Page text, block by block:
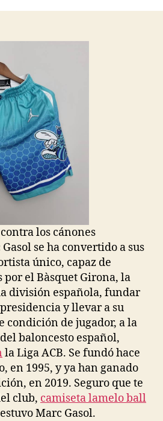
los cánones
se ha convertido a sus
único, capaz de
por el Bàsquet Girona, la
división española, fundar
y llevar a su
condición de jugador, a la
baloncesto español,
la Liga ACB. Se fundó hace
en 1995, y ya han ganado
en 2019. Seguro que te
club, camiseta lamelo ball
Marc Gasol.